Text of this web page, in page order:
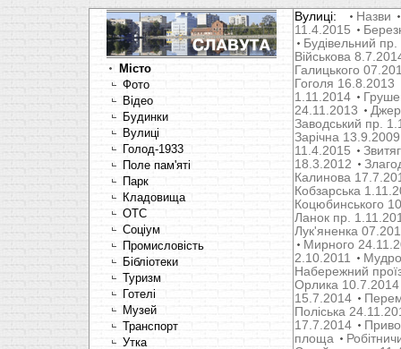
Місто
Фото
Відео
Будинки
Вулиці
Голод-1933
Поле пам'яті
Парк
Кладовища
OTC
Соціум
Промисловість
Бібліотеки
Туризм
Готелі
Музей
Транспорт
Утка
Вулиці:
Назви
11.4.2015
Будівельний
Військова
Галицького
Гоголя 16.8.2013
1.11.2014
24.11.2013
Заводський пр.
Зарічна 13.9.2009
11.4.2015
18.3.2012
Калинова
Кобзарська
Коцюбинського
Ланок пр.
Лук'яненка
Мирного
2.10.2011
Набережний
Орлика 10.7.2014
15.7.2014
Поліська
17.7.2014
площа